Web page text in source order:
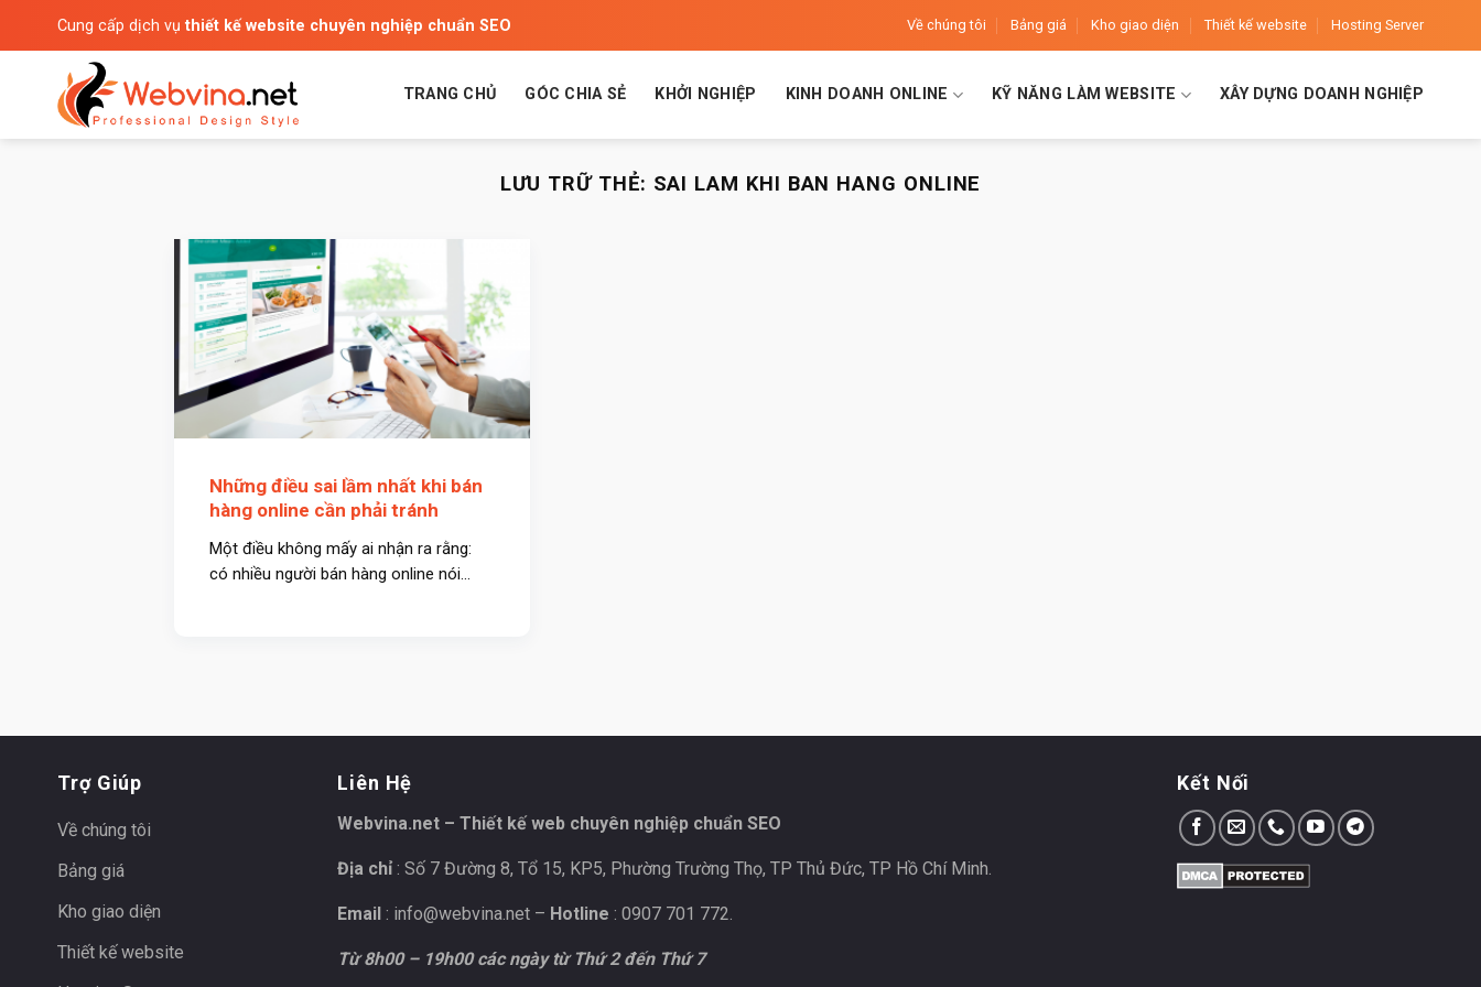
Cung cấp dịch vụ thiết kế website chuyên nghiệp chuẩn SEO Về chúng tôi Bảng giá Kho giao diện Thiết kế website Hosting Server
TRANG CHỦ GÓC CHIA SẺ KHỞI NGHIỆP KINH DOANH ONLINE KỸ NĂNG LÀM WEBSITE XÂY DỰNG DOANH NGHIỆP
LƯU TRỮ THẺ: SAI LAM KHI BAN HANG ONLINE
Những điều sai lầm nhất khi bán
hàng online cần phải tránh
Một điều không mấy ai nhận ra rằng:
có nhiều người bán hàng online nói...
Trợ Giúp
Về chúng tôi
Bảng giá
Kho giao diện
Thiết kế website
Liên Hệ
Webvina.net – Thiết kế web chuyên nghiệp chuẩn SEO
Địa chỉ : Số 7 Đường 8, Tổ 15, KP5, Phường Trường Thọ, TP Thủ Đức, TP Hồ Chí Minh.
Email : info@webvina.net – Hotline : 0907 701 772.
Từ 8h00 – 19h00 các ngày từ Thứ 2 đến Thứ 7
Kết Nối